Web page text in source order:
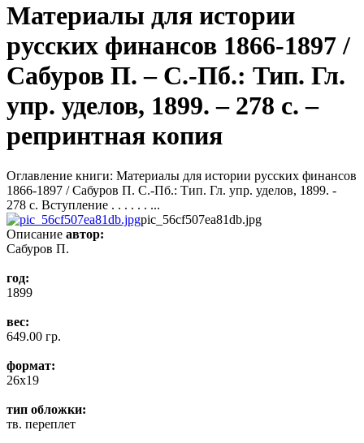
Материалы для истории
русских финансов 1866-1897 /
Сабуров П. – С.-Пб.: Тип. Гл.
упр. уделов, 1899. – 278 с. –
репринтная копия
Оглавление книги: Материалы для истории русских финансов
1866-1897 / Сабуров П. С.-Пб.: Тип. Гл. упр. уделов, 1899. -
278 с. Вступление . . . . . . ...
pic_56cf507ea81db.jpg
Описание автор:
Сабуров П.
год:
1899
вес:
649.00 гр.
формат:
26x19
тип обложки:
тв. переплет